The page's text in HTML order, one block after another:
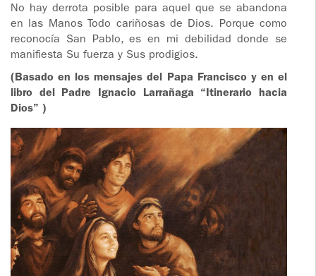
No hay derrota posible para aquel que se abandona
en las Manos Todo cariñosas de Dios. Porque como
reconocía San Pablo, es en mi debilidad donde se
manifiesta Su fuerza y Sus prodigios.
(Basado en los mensajes del Papa Francisco y en el
libro del Padre Ignacio Larrañaga “Itinerario hacia
Dios” )